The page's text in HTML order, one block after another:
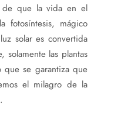
de que la vida en el
fotosíntesis, mágico
solar es convertida
solamente las plantas
que se garantiza que
el milagro de la